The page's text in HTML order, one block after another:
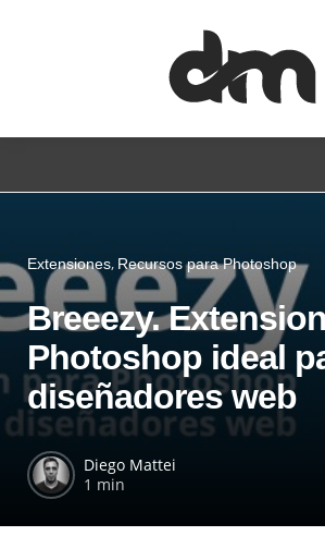
Extensiones Recursos para Photoshop
Breeezy.
Photoshop ideal
diseñadores web
Diego Mattei
1 min